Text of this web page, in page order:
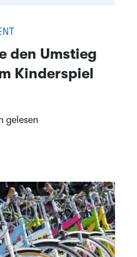
den Umstieg
Kinderspiel
gelesen